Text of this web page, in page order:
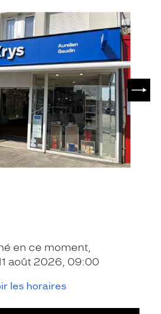
en ce moment,
août 2026, 09:00
les horaires